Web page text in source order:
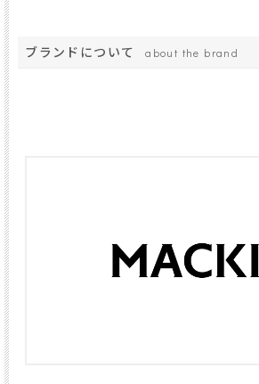
ブランドについて about the brand